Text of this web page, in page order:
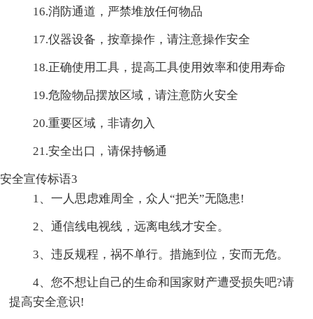
16.消防通道，严禁堆放任何物品
17.仪器设备，按章操作，请注意操作安全
18.正确使用工具，提高工具使用效率和使用寿命
19.危险物品摆放区域，请注意防火安全
20.重要区域，非请勿入
21.安全出口，请保持畅通
安全宣传标语3
1、一人思虑难周全，众人“把关”无隐患!
2、通信线电视线，远离电线才安全。
3、违反规程，祸不单行。措施到位，安而无危。
4、您不想让自己的生命和国家财产遭受损失吧?请
提高安全意识!